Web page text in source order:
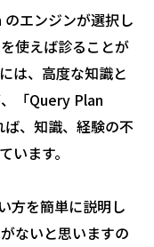
エンジンが選択し
使えば診ることが
は、高度な知識と
「Query Plan
、知識、経験の不
います。
方を簡単に説明し
ないと思いますの